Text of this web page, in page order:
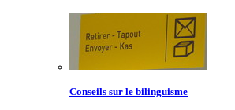
Conseils sur le bilinguisme